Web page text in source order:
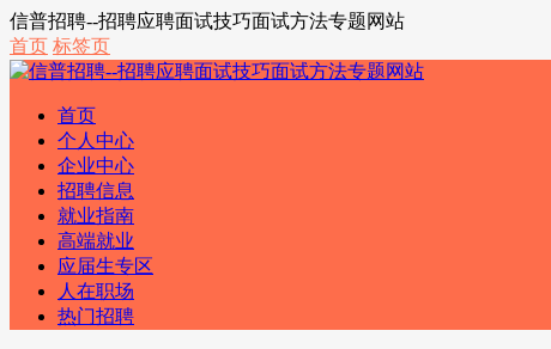
信普招聘--招聘应聘面试技巧面试方法专题网站
首页 标签页
首页
个人中心
企业中心
招聘信息
就业指南
高端就业
应届生专区
人在职场
热门招聘